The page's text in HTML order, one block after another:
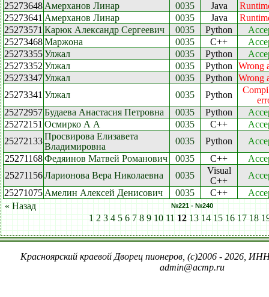
25273648 Амерханов Линар 0035 Java
25273641 Амерханов Линар 0035 Java
25273571 Карюк Александр Сергеевич 0035 Python
25273468Маржона 0035 C++
25273355Улжал 0035 Python
25273352 Улжал 0035 Python
Wrong
25273347Улжал 0035 Python
Wrong
25273341 Улжал 0035 Python
25272957Будаева Анастасия Петровна 0035 Python
25272151 Осмирко А А 0035 C++
25272133Просвирова Елизавета
Владимировна
0035 Python
25271168 Федяинов Матвей Романович 0035 C++
25271156 Ларионова Вера Николаевна 0035
Visual
C++
25271075 Амелин Алексей Денисович 0035 C++
« Назад
№221 - №240
1 2 3 4 5 6 7 8 9 10 11 12 13 14 15 16 17 18
Красноярский краевой Дворец пионеров, (c)2006 - 2026,
admin@acmp.ru